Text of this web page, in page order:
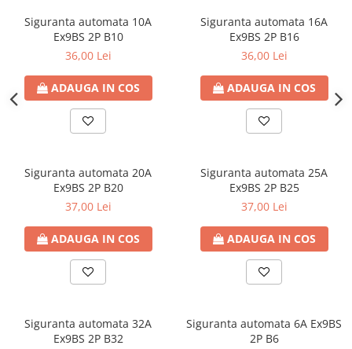
Accesorii tablou
Blocuri de distributie
Busbar
Cleme cu conexiune rapida
Cleme derivatie
Cleme Wago
Dispozitive stingere incendii
Pini terminali
Compensarea puterii reactive
Contoare de energie
Protectia Sistemelor Fotovoltaicelor
Separatoare si fuzibile de curent
Siguranta automata 10A
Ex9BS 2P B10
36,00 Lei
ADAUGA IN COS
Siguranta automata 16A
Ex9BS 2P B16
36,00 Lei
ADAUGA IN COS
Siguranta automata 20A
Ex9BS 2P B20
37,00 Lei
ADAUGA IN COS
Siguranta automata 25A
Ex9BS 2P B25
37,00 Lei
ADAUGA IN COS
Siguranta automata 32A
Ex9BS 2P B32
Siguranta automata 6A Ex9BS
2P B6